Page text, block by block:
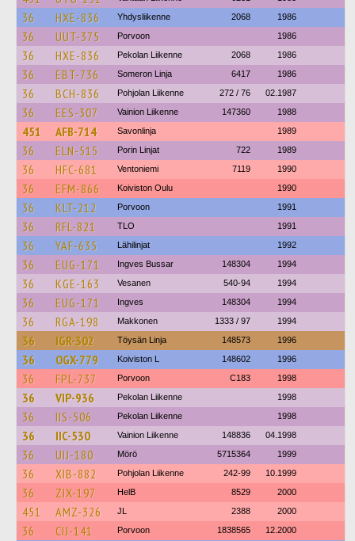
36 HXE-836 Yhdysliikenne 2068 1986
36 UUT-375 Porvoon 1986
36 HXE-836 Pekolan Liikenne 2068 1986
36 EBT-736 Someron Linja 6417 1986
36 BCH-836 Pohjolan Liikenne 272 / 76 02.1987
36 EES-307 Vainion Liikenne 147360 1988
451 AFB-714 Savonlinja 1989
36 ELN-515 Porin Linjat 722 1989
36 HFC-681 Ventoniemi 7119 1990
36 EFM-866 Koiviston Oulu 1990
36 KLT-212 Porvoon 1991
36 RFL-821 TLO 1991
36 YAF-635 Lähilinjat 1992
36 EUG-171 Ingves Bussar 148304 1994
36 KGE-163 Vesanen 540-94 1994
36 EUG-171 Ingves 148304 1994
36 RGA-198 Makkonen 1333 / 97 1994
36 IGR-302 Töysän Linja 148573 1996
36 OGX-779 Koiviston L 148602 1996
36 FPL-737 Porvoon C183 1998
36 VIP-936 Pekolan Liikenne 1998
36 IIS-506 Pekolan Liikenne 1998
36 IIC-530 Vainion Liikenne 148836 04.1998
36 UIJ-180 Mörö 5715364 1999
36 XIB-882 Pohjolan Liikenne 242-99 10.1999
36 ZIX-197 HelB 8529 2000
451 AMZ-326 JL 2388 2000
36 CIJ-141 Porvoon 1838565 12.2000